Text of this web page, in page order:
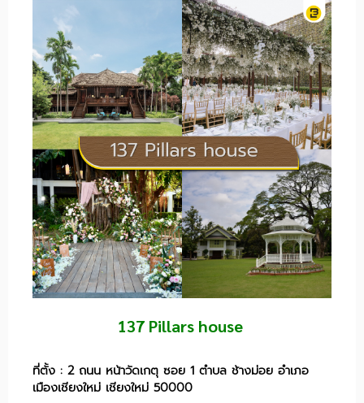
137 Pillars house
ที่ตั้ง : 2 ถนน หน้าวัดเกตุ ซอย 1 ตำบล ช้างม่อย อำเภอ
เมืองเชียงใหม่ เชียงใหม่ 50000